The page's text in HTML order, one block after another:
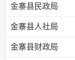
金寨县民政局
金寨县人社局
金寨县财政局